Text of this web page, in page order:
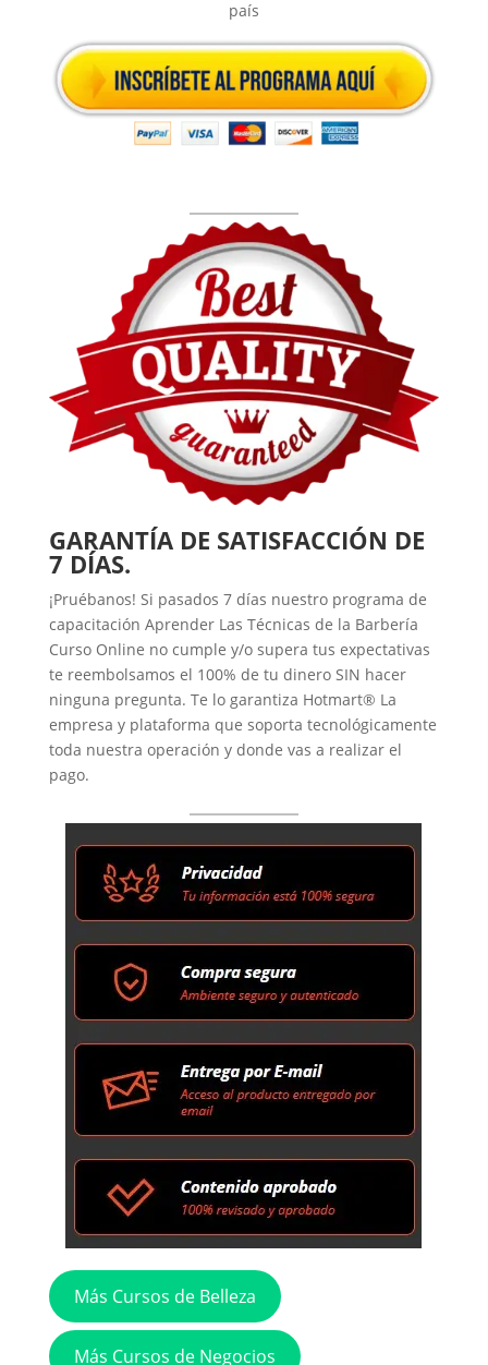
país
GARANTÍA DE SATISFACCIÓN DE
7 DÍAS.
¡Pruébanos! Si pasados 7 días nuestro programa de
capacitación Aprender Las Técnicas de la Barbería
Curso Online no cumple y/o supera tus expectativas
te reembolsamos el 100% de tu dinero SIN hacer
ninguna pregunta. Te lo garantiza Hotmart® La
empresa y plataforma que soporta tecnológicamente
toda nuestra operación y donde vas a realizar el
pago.
Más Cursos de Belleza
Más Cursos de Negocios